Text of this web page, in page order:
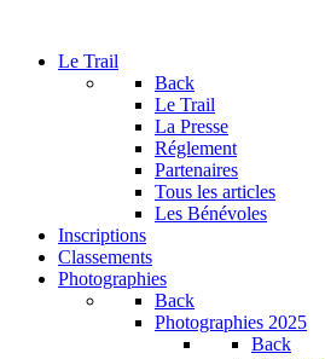
Le Trail
Back
Le Trail
La Presse
Réglement
Partenaires
Tous les articles
Les Bénévoles
Inscriptions
Classements
Photographies
Back
Photographies 2025
Back